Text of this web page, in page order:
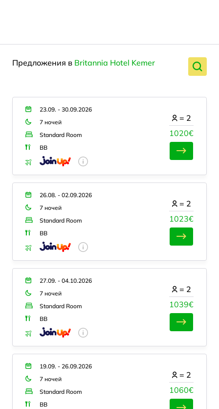
Предложения в Britannia Hotel Kemer
23.09. - 30.09.2026
7 ночей
Standard Room
BB
1020€
= 2
26.08. - 02.09.2026
7 ночей
Standard Room
BB
1023€
= 2
27.09. - 04.10.2026
7 ночей
Standard Room
BB
1039€
= 2
19.09. - 26.09.2026
7 ночей
Standard Room
BB
1060€
= 2